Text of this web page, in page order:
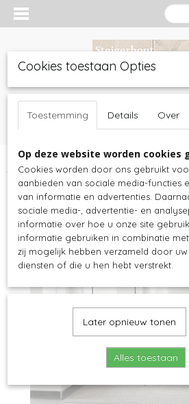
Inloggen Registreren
Home >Teakhout meubelen> Sidetable
Cookies toestaan Opties
Toestemming Details Over
Op deze website worden cookies
Cookies worden door ons gebruikt
aanbieden van sociale media-functies
van informatie en advertenties.
sociale media-, advertentie- en
informatie over hoe u onze site
informatie gebruiken in combinatie
zij mogelijk hebben verzameld door
diensten of die u hen hebt verstrekt.
Later opnieuw tonen
Alles toestaan